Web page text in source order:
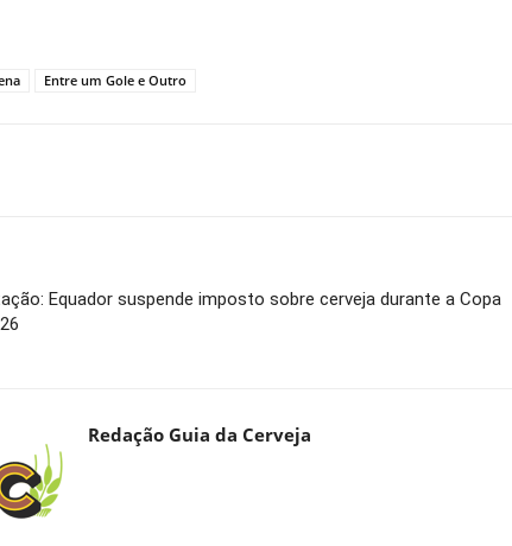
Entre um Gole e Outro
Equador suspende imposto sobre cerveja durante a Copa
Redação Guia da Cerveja